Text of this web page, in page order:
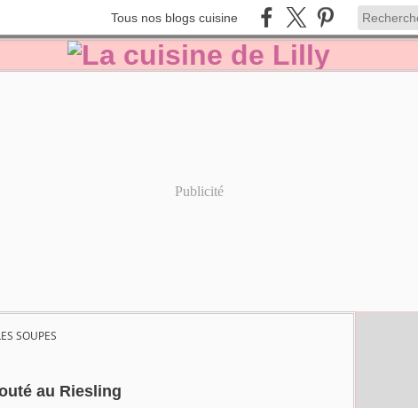
Tous nos blogs cuisine
Publicité
SOUPES
au Riesling